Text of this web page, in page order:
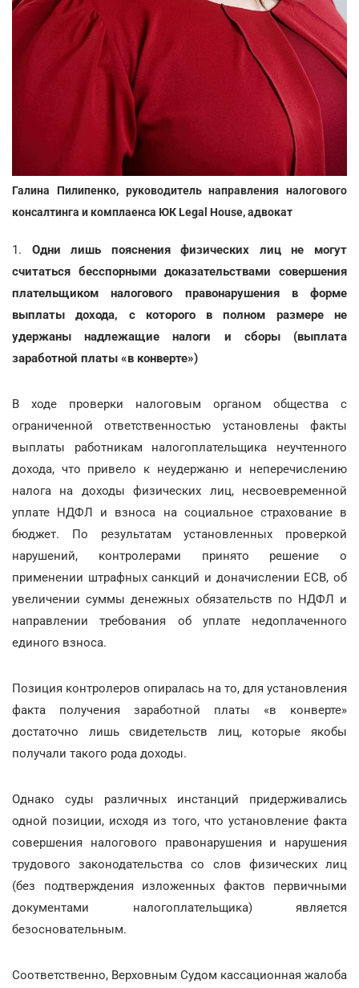
Галина Пилипенко, руководитель направления налогового
консалтинга и комплаенса ЮК Legal House, адвокат
1. Одни лишь пояснения физических лиц не могут
считаться бесспорными доказательствами совершения
плательщиком налогового правонарушения в форме
выплаты дохода, с которого в полном размере не
удержаны надлежащие налоги и сборы (выплата
заработной платы «в конверте»)
В ходе проверки налоговым органом общества с
ограниченной ответственностью установлены факты
выплаты работникам налогоплательщика неучтенного
дохода, что привело к неудержаню и неперечислению
налога на доходы физических лиц, несвоевременной
уплате НДФЛ и взноса на социальное страхование в
бюджет. По результатам установленных проверкой
нарушений, контролерами принято решение о
применении штрафных санкций и доначислении ЕСВ, об
увеличении суммы денежных обязательств по НДФЛ и
направлении требования об уплате недоплаченного
единого взноса.
Позиция контролеров опиралась на то, для установления
факта получения заработной платы «в конверте»
достаточно лишь свидетельств лиц, которые якобы
получали такого рода доходы.
Однако суды различных инстанций придерживались
одной позиции, исходя из того, что установление факта
совершения налогового правонарушения и нарушения
трудового законодательства со слов физических лиц
(без подтверждения изложенных фактов первичными
документами налогоплательщика) является
безосновательным.
Соответственно, Верховным Судом кассационная жалоба